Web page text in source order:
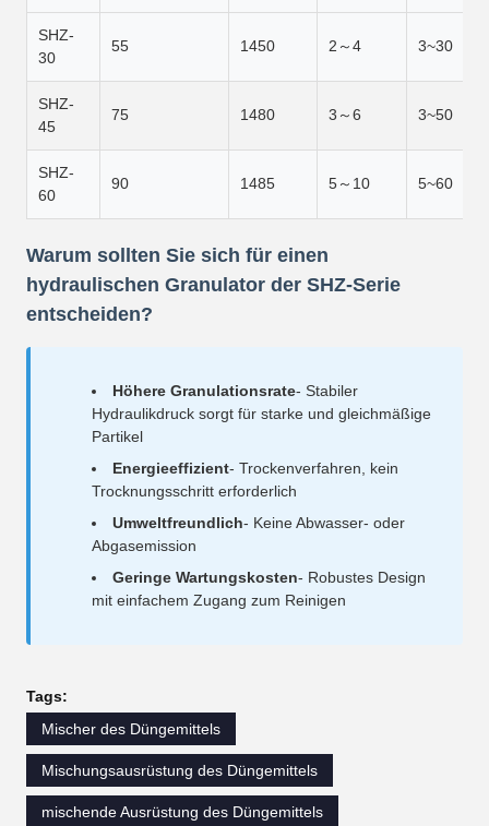
SHZ-
30
55 1450 2～4 3~30
SHZ-
45
75 1480 3～6 3~50
SHZ-
60
90 1485 5～10 5~60
Warum sollten Sie sich für einen
hydraulischen Granulator der SHZ-Serie
entscheiden?
Höhere Granulationsrate- Stabiler
Hydraulikdruck sorgt für starke und gleichmäßige
Partikel
Energieeffizient- Trockenverfahren, kein
Trocknungsschritt erforderlich
Umweltfreundlich- Keine Abwasser- oder
Abgasemission
Geringe Wartungskosten- Robustes Design
mit einfachem Zugang zum Reinigen
Tags:
Mischer des Düngemittels
Mischungsausrüstung des Düngemittels
mischende Ausrüstung des Düngemittels